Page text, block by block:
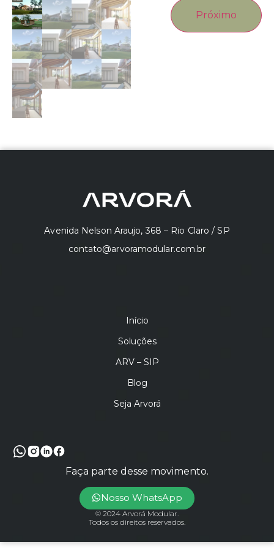
Próximo
Avenida Nelson Araujo, 368 – Rio Claro / SP
contato@arvoramodular.com.br
Início
Soluções
ARV – SIP
Blog
Seja Arvorá
Faça parte desse movimento.
Nosso WhatsApp
© 2024 Arvorá Modular.
Todos os direitos reservados.